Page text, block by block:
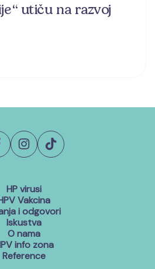
utiču na razvoj
HP virusi
Vakcina
i odgovori
Iskustva
O nama
info zona
Reference